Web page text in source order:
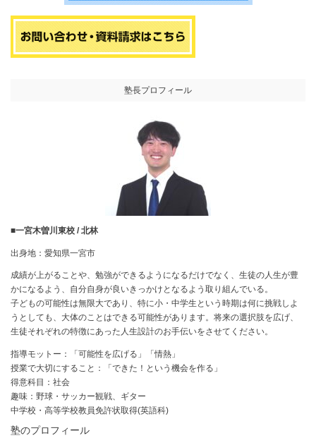
塾長プロフィール
■一宮木曽川東校 / 北林
出身地：愛知県一宮市
成績が上がることや、勉強ができるようになるだけでなく、生徒の人生が豊
かになるよう、自分自身が良いきっかけとなるよう取り組んでいる。
子どもの可能性は無限大であり、特に小・中学生という時期は何に挑戦しよ
うとしても、大体のことはできる可能性があります。将来の選択肢を広げ、
生徒それぞれの特徴にあった人生設計のお手伝いをさせてください。
指導モットー：「可能性を広げる」「情熱」
授業で大切にすること：「できた！という機会を作る」
得意科目：社会
趣味：野球・サッカー観戦、ギター
中学校・高等学校教員免許状取得(英語科)
塾のプロフィール